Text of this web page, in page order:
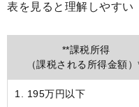
表を見ると理解しやすい
**課税所得
（課税される所得金額
1. 195万円以下